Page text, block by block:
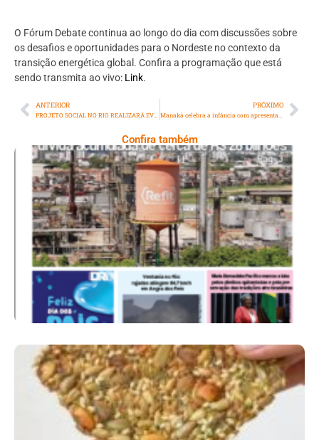
O Fórum Debate continua ao longo do dia com discussões sobre
os desafios e oportunidades para o Nordeste no contexto da
transição energética global. Confira a programação que está
sendo transmita ao vivo: Link.
ANTERIOR
PROJETO SOCIAL NO RIO REALIZARÁ EVENTO GRATUITO E ABERTO AO PÚBLICO COM AÇÕES VOLTADAS PARA A SAÚDE DA MULHER
PRÓXIMO
Manaká celebra a infância com apresentação gratuita no dia 17/10 no Centro do Rio
Confira também
Ano X – Número 367 08 A 14 De Agosto De
2026
Comer Bem: Cracker De Sementes